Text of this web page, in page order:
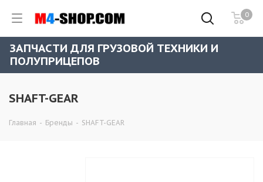
0
ЗАПЧАСТИ ДЛЯ ГРУЗОВОЙ ТЕХНИКИ И
ПОЛУПРИЦЕПОВ
SHAFT-GEAR
Главная - Бренды - SHAFT-GEAR